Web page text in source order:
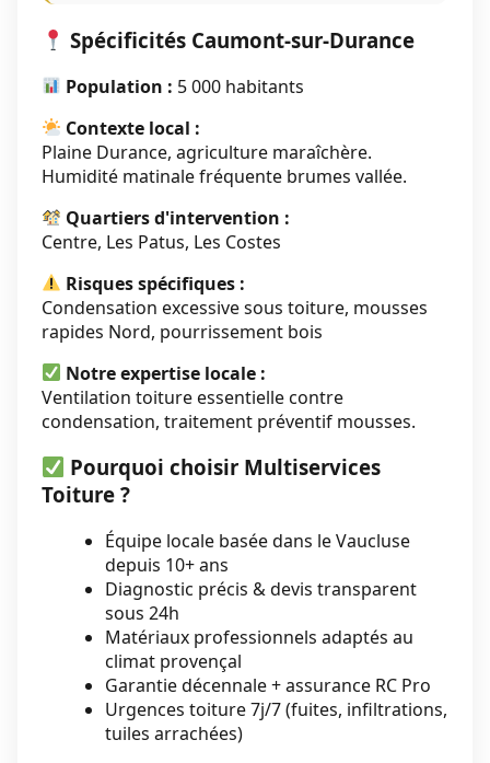
Spécificités Caumont-sur-Durance
Population : 5 000 habitants
Contexte local :
Plaine Durance, agriculture maraîchère.
Humidité matinale fréquente brumes vallée.
Quartiers d'intervention :
Centre, Les Patus, Les Costes
Risques spécifiques :
Condensation excessive sous toiture, mousses
rapides Nord, pourrissement bois
Notre expertise locale :
Ventilation toiture essentielle contre
condensation, traitement préventif mousses.
Pourquoi choisir Multiservices
Toiture ?
Équipe locale basée dans le Vaucluse
depuis 10+ ans
Diagnostic précis & devis transparent
sous 24h
Matériaux professionnels adaptés au
climat provençal
Garantie décennale + assurance RC Pro
Urgences toiture 7j/7 (fuites, infiltrations,
tuiles arrachées)